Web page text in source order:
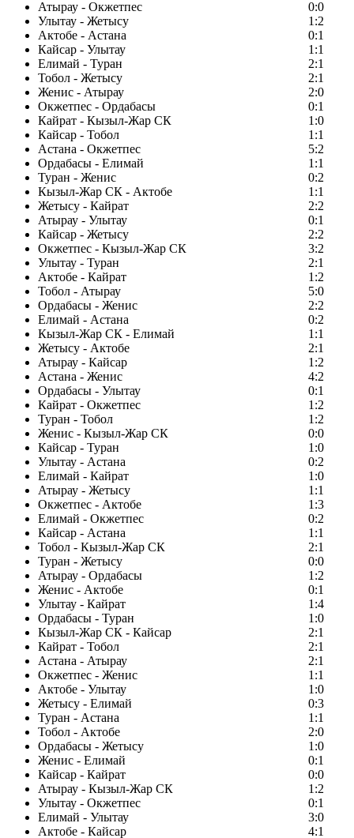
Атырау - Окжетпес
0:0
Улытау - Жетысу
1:2
Актобе - Астана
0:1
Кайсар - Улытау
1:1
Елимай - Туран
2:1
Тобол - Жетысу
2:1
Женис - Атырау
2:0
Окжетпес - Ордабасы
0:1
Кайрат - Кызыл-Жар СК
1:0
Кайсар - Тобол
1:1
Астана - Окжетпес
5:2
Ордабасы - Елимай
1:1
Туран - Женис
0:2
Кызыл-Жар СК - Актобе
1:1
Жетысу - Кайрат
2:2
Атырау - Улытау
0:1
Кайсар - Жетысу
2:2
Окжетпес - Кызыл-Жар СК
3:2
Улытау - Туран
2:1
Актобе - Кайрат
1:2
Тобол - Атырау
5:0
Ордабасы - Женис
2:2
Елимай - Астана
0:2
Кызыл-Жар СК - Елимай
1:1
Жетысу - Актобе
2:1
Атырау - Кайсар
1:2
Астана - Женис
4:2
Ордабасы - Улытау
0:1
Кайрат - Окжетпес
1:2
Туран - Тобол
1:2
Женис - Кызыл-Жар СК
0:0
Кайсар - Туран
1:0
Улытау - Астана
0:2
Елимай - Кайрат
1:0
Атырау - Жетысу
1:1
Окжетпес - Актобе
1:3
Елимай - Окжетпес
0:2
Кайсар - Астана
1:1
Тобол - Кызыл-Жар СК
2:1
Туран - Жетысу
0:0
Атырау - Ордабасы
1:2
Женис - Актобе
0:1
Улытау - Кайрат
1:4
Ордабасы - Туран
1:0
Кызыл-Жар СК - Кайсар
2:1
Кайрат - Тобол
2:1
Астана - Атырау
2:1
Окжетпес - Женис
1:1
Актобе - Улытау
1:0
Жетысу - Елимай
0:3
Туран - Астана
1:1
Тобол - Актобе
2:0
Ордабасы - Жетысу
1:0
Женис - Елимай
0:1
Кайсар - Кайрат
0:0
Атырау - Кызыл-Жар СК
1:2
Улытау - Окжетпес
0:1
Елимай - Улытау
3:0
Актобе - Кайсар
4:1